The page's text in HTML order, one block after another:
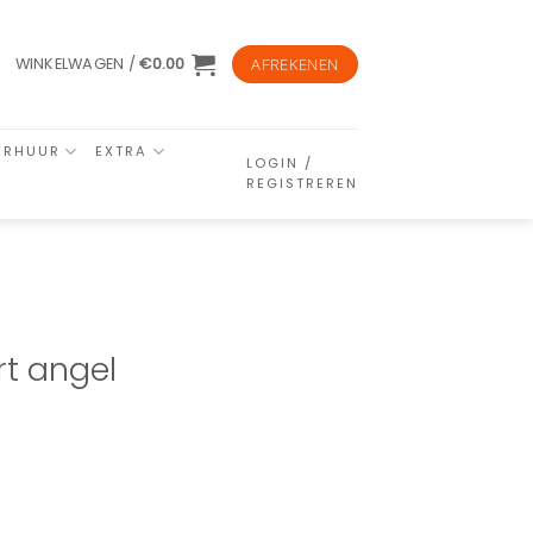
WINKELWAGEN /€0.00 AFREKENEN
EXTRA
LOGIN /
REGISTREREN
angel